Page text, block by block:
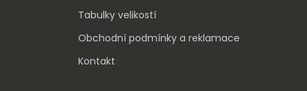
Tabulky velikostí
Obchodní podmínky a reklamace
Kontakt